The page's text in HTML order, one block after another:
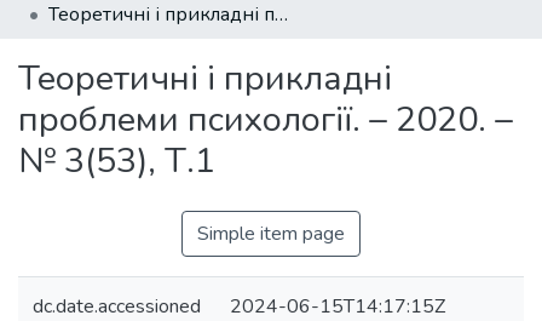
Statistics
Теоретичні і прикладні проблеми психології. – 2020. – № 3(53), Т.1
Теоретичні і прикладні
проблеми психології. – 2020. –
№ 3(53), Т.1
Simple item page
dc.date.accessioned 2024-06-15T14:17:15Z